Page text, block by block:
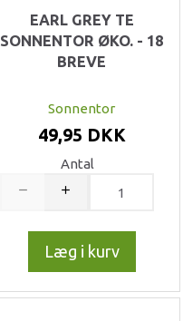
EARL GREY TE
SONNENTOR ØKO. - 18
BREVE
Sonnentor
49,95 DKK
Antal
Læg i kurv